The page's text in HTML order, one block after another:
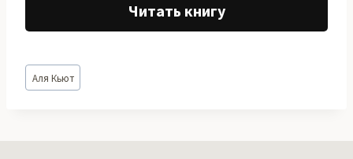
Читать книгу
Метки
записи:
Аля Кьют